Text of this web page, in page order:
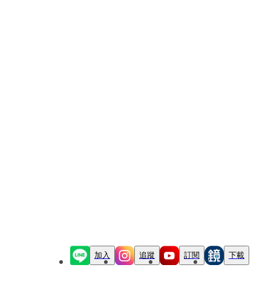
加入 追蹤 訂閱 下載